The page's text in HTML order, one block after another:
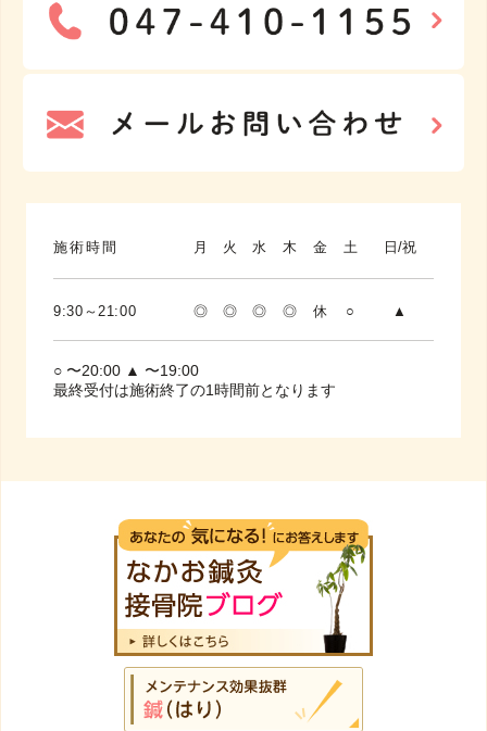
施術時間 月 火 水 木 金 土 日/祝
9:30～21:00 ◎ ◎ ◎ ◎ 休 ○ ▲
○ 〜20:00 ▲ 〜19:00
最終受付は施術終了の1時間前となります